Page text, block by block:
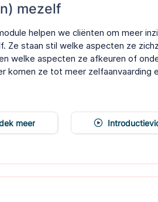
mezelf
helpen we cliënten om meer
Ze staan stil welke aspecten ze
welke aspecten ze afkeuren of
komen ze tot meer zelfaanvaarding
meer